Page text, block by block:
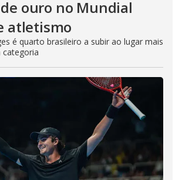
ouro no Mundial
atletismo
é quarto brasileiro a subir ao lugar mais